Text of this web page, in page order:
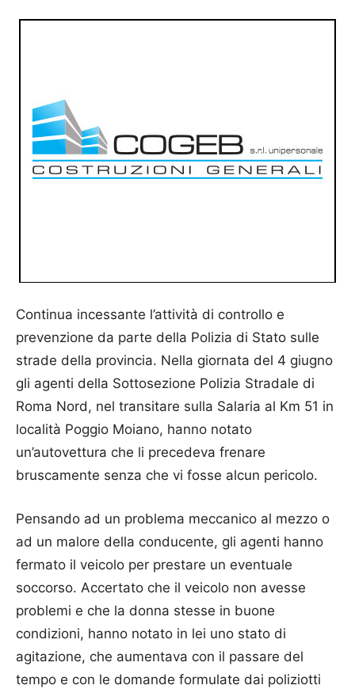
Continua incessante l’attività di controllo e
prevenzione da parte della Polizia di Stato sulle
strade della provincia. Nella giornata del 4 giugno
gli agenti della Sottosezione Polizia Stradale di
Roma Nord, nel transitare sulla Salaria al Km 51 in
località Poggio Moiano, hanno notato
un’autovettura che li precedeva frenare
bruscamente senza che vi fosse alcun pericolo.
Pensando ad un problema meccanico al mezzo o
ad un malore della conducente, gli agenti hanno
fermato il veicolo per prestare un eventuale
soccorso. Accertato che il veicolo non avesse
problemi e che la donna stesse in buone
condizioni, hanno notato in lei uno stato di
agitazione, che aumentava con il passare del
tempo e con le domande formulate dai poliziotti